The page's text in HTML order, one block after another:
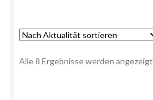
Alle 8 Ergebnisse werden angezeigt